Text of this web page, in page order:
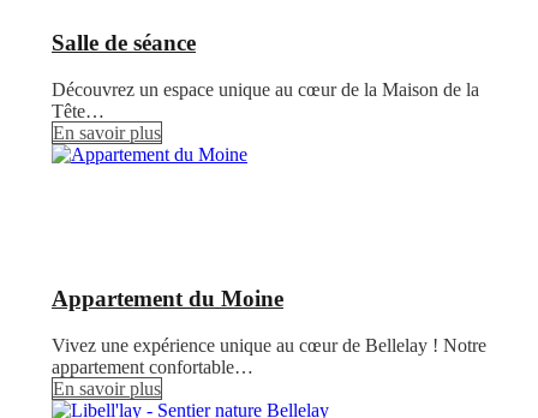
Salle de séance
Découvrez un espace unique au cœur de la Maison de la
Tête…
En savoir plus
Appartement du Moine
Vivez une expérience unique au cœur de Bellelay ! Notre
appartement confortable…
En savoir plus